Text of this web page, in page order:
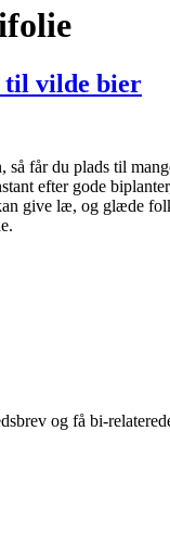
vilde bier
så får du plads til
efter gode
give læ, og glæde
og få bi-